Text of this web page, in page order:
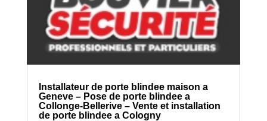
Installateur de porte blindee maison a
Geneve – Pose de porte blindee a
Collonge-Bellerive – Vente et installation
de porte blindee a Cologny